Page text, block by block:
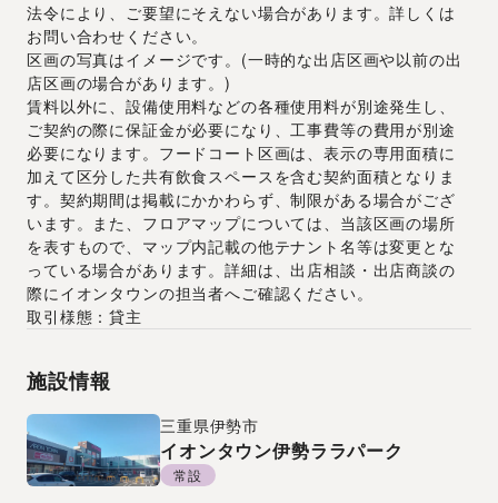
法令により、ご要望にそえない場合があります。詳しくは
お問い合わせください。
区画の写真はイメージです。(一時的な出店区画や以前の出
店区画の場合があります。)
賃料以外に、設備使用料などの各種使用料が別途発生し、
ご契約の際に保証金が必要になり、工事費等の費用が別途
必要になります。フードコート区画は、表示の専用面積に
加えて区分した共有飲食スペースを含む契約面積となりま
す。契約期間は掲載にかかわらず、制限がある場合がござ
います。また、フロアマップについては、当該区画の場所
を表すもので、マップ内記載の他テナント名等は変更とな
っている場合があります。詳細は、出店相談・出店商談の
際にイオンタウンの担当者へご確認ください。
取引様態：貸主
施設情報
三重県伊勢市
イオンタウン伊勢ララパーク
常設